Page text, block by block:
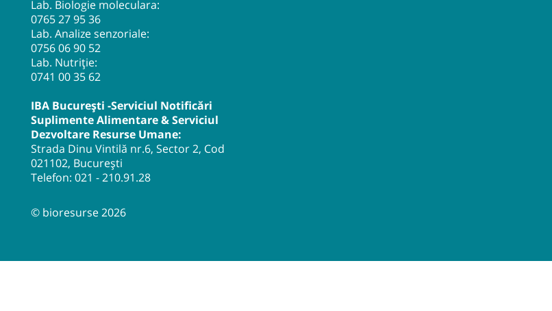
Lab. Biologie moleculara:
0765 27 95 36
Lab. Analize senzoriale:
0756 06 90 52
Lab. Nutriție:
0741 00 35 62
IBA București -Serviciul Notificări
Suplimente Alimentare & Serviciul
Dezvoltare Resurse Umane:
Strada Dinu Vintilă nr.6, Sector 2, Cod
021102, București
Telefon: 021 - 210.91.28
© bioresurse 2026